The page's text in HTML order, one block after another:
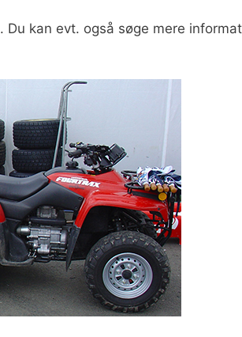
. Du kan evt. også søge mere